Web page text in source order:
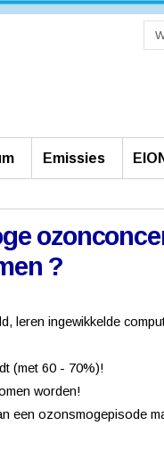
Emissies
?
leren ingewikkelde
(met 60 - 70%)!
worden!
een ozonsmogepisode